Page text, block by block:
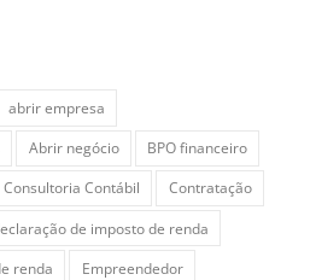
abrir empresa
Abrir negócio
BPO financeiro
Consultoria Contábil
Contratação
de imposto de renda
renda
Empreendedor